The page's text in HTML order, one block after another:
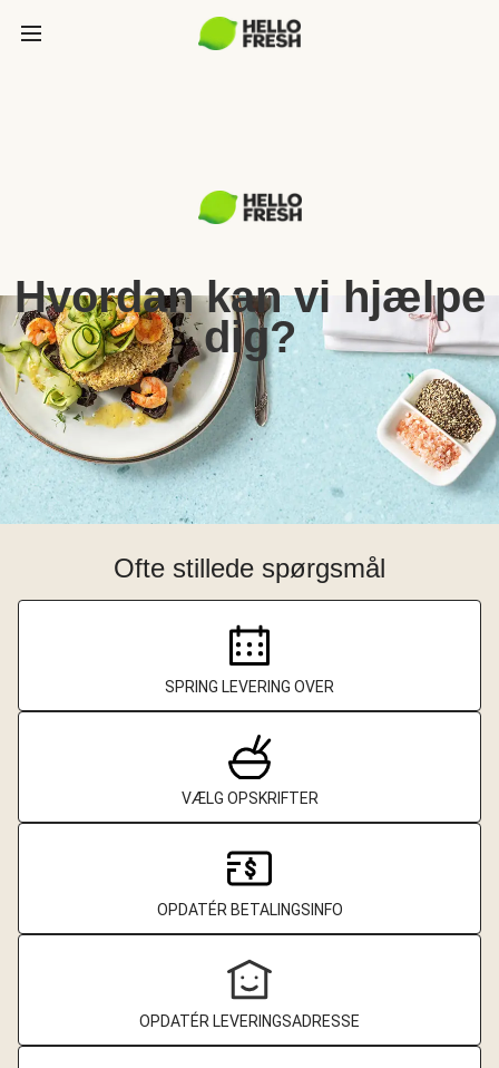
Hvordan kan vi hjælpe
dig?
Ofte stillede spørgsmål
SPRING LEVERING OVER
VÆLG OPSKRIFTER
OPDATÉR BETALINGSINFO
OPDATÉR LEVERINGSADRESSE